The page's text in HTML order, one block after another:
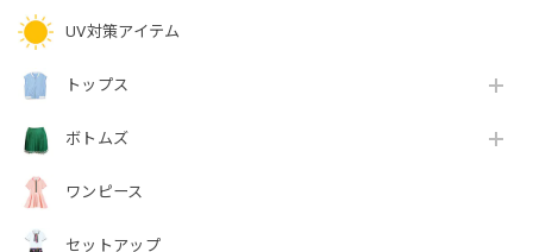
UV対策アイテム
トップス
ボトムズ
ワンピース
セットアップ